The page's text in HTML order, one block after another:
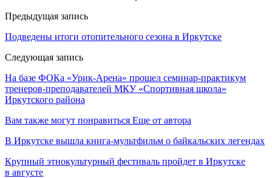
Предыдущая запись
Подведены итоги отопительного сезона в Иркутске
Следующая запись
На базе ФОКа «Урик-Арена» прошел семинар-практикум
тренеров-преподавателей МКУ «Спортивная школа»
Иркутского района
Вам также могут понравиться Еще от автора
В Иркутске вышла книга-мультфильм о байкальских легендах
Крупный этнокультурный фестиваль пройдет в Иркутске
в августе